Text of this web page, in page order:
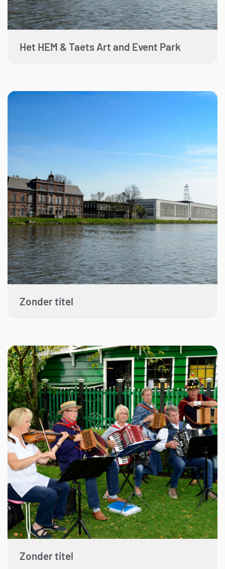
Het HEM & Taets Art and Event Park
Zonder titel
Zonder titel